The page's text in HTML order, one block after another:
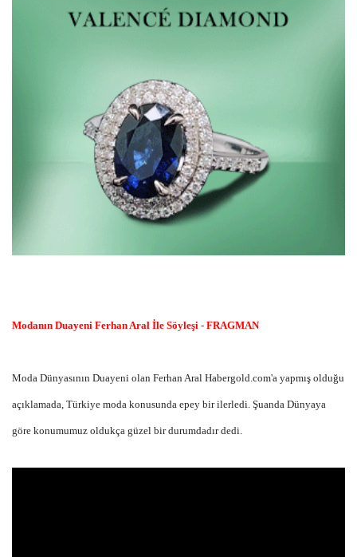
Modanın Duayeni Ferhan Aral İle Söyleşi - FRAGMAN
Moda Dünyasının Duayeni olan Ferhan Aral Habergold.com'a yapmış olduğu
açıklamada, Türkiye moda konusunda epey bir ilerledi. Şuanda Dünyaya
göre konumumuz oldukça güzel bir durumdadır dedi.